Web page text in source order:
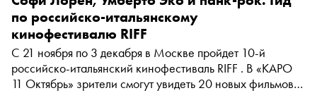
по российско-итальянскому
кинофестивалю RIFF
С 21 ноября по 3 декабря в Москве пройдет 10-й
российско-итальянский кинофестиваль RIFF . В «КАРО
11 Октябрь» зрители смогут увидеть 20 новых фильмов